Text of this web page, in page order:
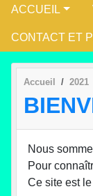
ACCUEIL
CONTACT ET
Accueil 2021
Nous
Pour
Ce site est le